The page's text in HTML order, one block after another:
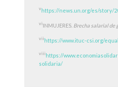
vhttps://news.un.org/es/story/
viINMUJERES. Brecha salarial de
viihttps://www.ituc-csi.org/
viiihttps://
solidaria/